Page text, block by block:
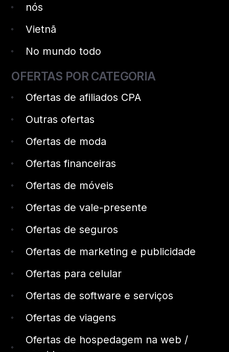
nós
Vietnã
No mundo todo
OFERTAS POR CATEGORIA
Ofertas de afiliados CPA
Outras ofertas
Ofertas de moda
Ofertas financeiras
Ofertas de móveis
Ofertas de vale-presente
Ofertas de seguros
Ofertas de marketing e publicidade
Ofertas para celular
Ofertas de software e serviços
Ofertas de viagens
Ofertas de hospedagem na web /